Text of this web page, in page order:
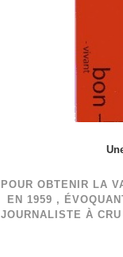
POUR OBTENIR LA
EN 1959 ,
JOURNALISTE À